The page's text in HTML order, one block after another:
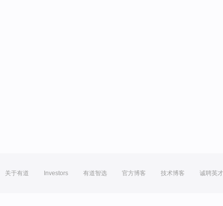
关于有道 Investors 有道智选 官方博客 技术博客 诚聘英才